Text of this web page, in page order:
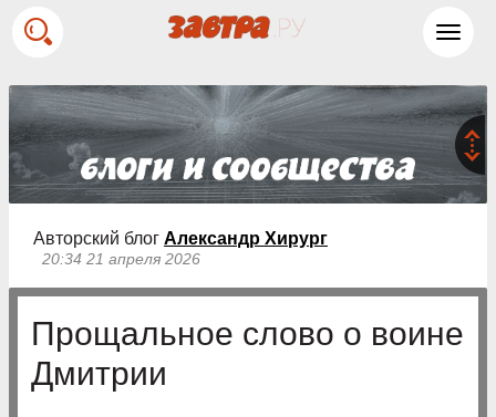
Авторский блог Александр Хирург
20:34 21 апреля 2026
Прощальное слово о воине
Дмитрии